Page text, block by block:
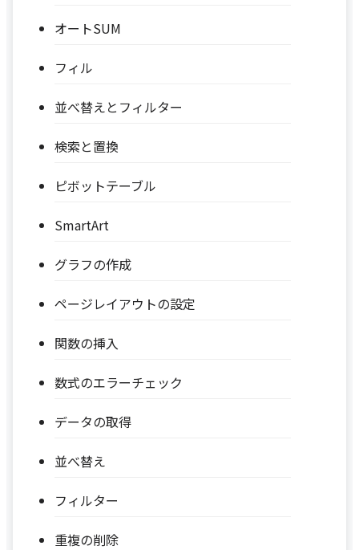
オートSUM
フィル
並べ替えとフィルター
検索と置換
ピボットテーブル
SmartArt
グラフの作成
ページレイアウトの設定
関数の挿入
数式のエラーチェック
データの取得
並べ替え
フィルター
重複の削除